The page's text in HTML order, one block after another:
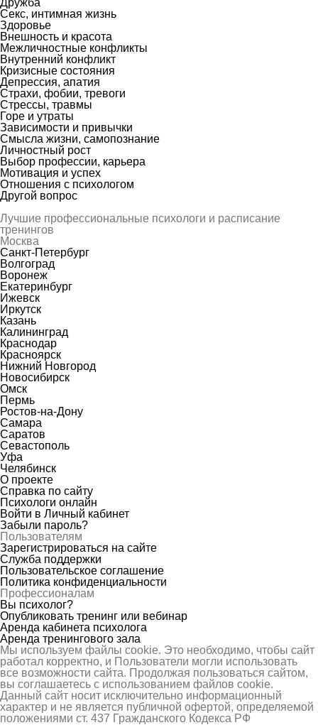
Секс, интимная жизнь
Здоровье
Внешность и красота
Межличностные конфликты
Внутренний конфликт
Кризисные состояния
Депрессия, апатия
Страхи, фобии, тревоги
Стрессы, травмы
Горе и утраты
Зависимости и привычки
Смысла жизни, самопознание
Личностный рост
Выбор профессии, карьера
Мотивация и успех
Отношения с психологом
Другой вопрос
Лучшие профессиональные психологи и расписание
тренингов
Москва
Санкт-Петербург
Волгоград
Воронеж
Екатеринбург
Ижевск
Иркутск
Казань
Калининград
Краснодар
Красноярск
Нижний Новгород
Новосибирск
Омск
Пермь
Ростов-на-Дону
Самара
Саратов
Севастополь
Уфа
Челябинск
О проекте
Справка по сайту
Психологи онлайн
Войти в Личный кабинет
Забыли пароль?
Пользователям
Зарегистрироваться на сайте
Служба поддержки
Пользовательское соглашение
Политика конфиденциальности
Профессионалам
Вы психолог?
Опубликовать тренинг или вебинар
Аренда кабинета психолога
Аренда тренингового зала
Мы используем файлы cookie. Это необходимо, чтобы сайт
работал корректно, и Пользователи могли использовать
все возможности сайта. Продолжая пользоваться сайтом,
вы соглашаетесь с использованием файлов cookie.
Данный сайт носит исключительно информационный
характер и не является публичной офертой, определяемой
положениями ст. 437 Гражданского Кодекса РФ